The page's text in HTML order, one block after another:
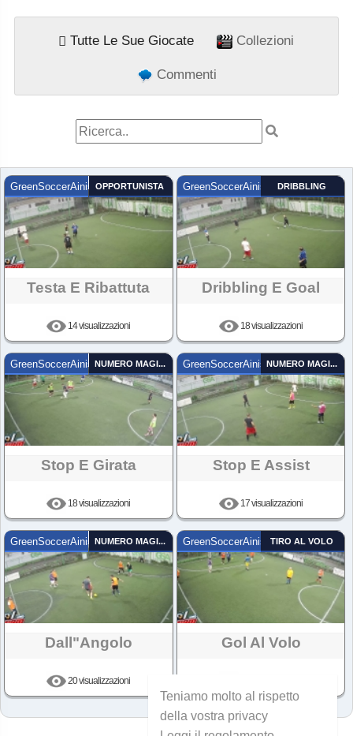
Tutte Le Sue Giocate Collezioni
Commenti
GreenSoccerAinis OPPORTUNISTA
Testa E Ribattuta
14 visualizzazioni
GreenSoccerAinis DRIBBLING
Dribbling E Goal
18 visualizzazioni
GreenSoccerAinis NUMERO MAGICO
Stop E Girata
18 visualizzazioni
GreenSoccerAinis NUMERO MAGICO
Stop E Assist
17 visualizzazioni
GreenSoccerAinis NUMERO MAGICO
Dall"angolo
20 visualizzazioni
GreenSoccerAinis TIRO AL VOLO
Gol Al Volo
Teniamo molto al rispetto
della vostra privacy